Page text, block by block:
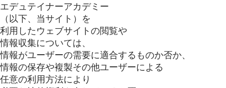
エデュテイナーアカデミー
（以下、当サイト）を
利用したウェブサイトの閲覧や
情報収集については、
情報がユーザーの需要に適合するものか否か、
情報の保存や複製その他ユーザーによる
任意の利用方法により